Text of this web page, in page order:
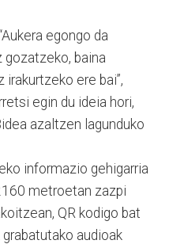
egongo da
gozatzeko, baina
ere bai”,
egin du ideia hori,
azaltzen lagunduko
informazio gehigarria
metroetan zazpi
QR kodigo bat
audioak